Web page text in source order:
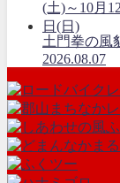
土門拳の風
2026.08.07